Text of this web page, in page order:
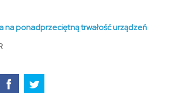
na ponadprzeciętną trwałość urządzeń